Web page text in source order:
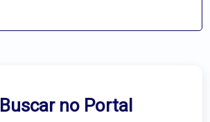
Buscar no Portal